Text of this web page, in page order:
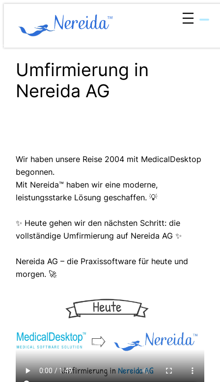
springen
Umfirmierung in
Nereida AG
Wir haben unsere Reise 2004 mit MedicalDesktop
begonnen.
Mit Nereida™ haben wir eine moderne,
leistungsstarke Lösung geschaffen. 💡
✨ Heute gehen wir den nächsten Schritt: die
vollständige Umfirmierung auf Nereida AG ✨
Nereida AG – die Praxissoftware für heute und
morgen. 🚀